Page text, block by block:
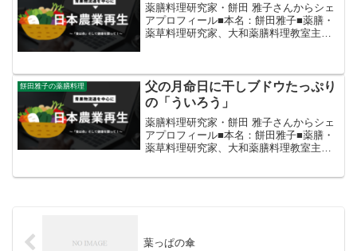
薬膳料理研究家・餅田 雅子さんからシェ
アプロフィール■本名：餅田雅子■薬膳・
薬草料理研究家、大和薬膳料理教室主
ネット販売受託、各地の...
餅田雅子の薬膳料理
父の月命日に干しブドウたっぷり
の「ういろう」
薬膳料理研究家・餅田 雅子さんからシェ
アプロフィール■本名：餅田雅子■薬膳・
薬草料理研究家、大和薬膳料理教室主
葉っぱの傘